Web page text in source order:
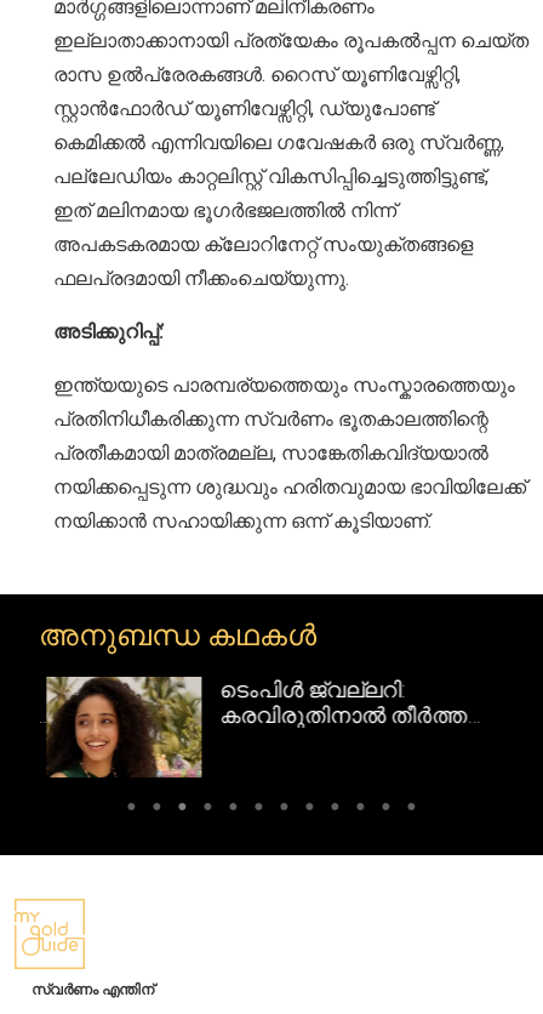
മാർഗ്ഗങ്ങളിലൊന്നാണ് മലിനീകരണം
ഇല്ലാതാക്കാനായി പ്രത്യേകം രൂപകൽപ്പന ചെയ്ത
രാസ ഉൽപ്രേരകങ്ങൾ. റൈസ് യൂണിവേഴ്സിറ്റി,
സ്റ്റാൻഫോർഡ് യൂണിവേഴ്സിറ്റി, ഡ്യുപോണ്ട്
കെമിക്കൽ എന്നിവയിലെ ഗവേഷകർ ഒരു സ്വർണ്ണ,
പല്ലേഡിയം കാറ്റലിസ്റ്റ് വികസിപ്പിച്ചെടുത്തിട്ടുണ്ട്,
ഇത് മലിനമായ ഭൂഗർഭജലത്തിൽ നിന്ന്
അപകടകരമായ ക്ലോറിനേറ്റ് സംയുക്തങ്ങളെ
ഫലപ്രദമായി നീക്കംചെയ്യുന്നു.
അടിക്കുറിപ്പ്:
ഇന്ത്യയുടെ പാരമ്പര്യത്തെയും സംസ്കാരത്തെയും
പ്രതിനിധീകരിക്കുന്ന സ്വർണം ഭൂതകാലത്തിന്റെ
പ്രതീകമായി മാത്രമല്ല, സാങ്കേതികവിദ്യയാൽ
നയിക്കപ്പെടുന്ന ശുദ്ധവും ഹരിതവുമായ ഭാവിയിലേക്ക്
നയിക്കാൻ സഹായിക്കുന്ന ഒന്ന് കൂടിയാണ്.
അനുബന്ധ കഥകൾ
ടെംപിൾ ജ്വല്ലറി:
കരവിരുതിനാൽ തീർത്ത
സ്വർണം എന്തിന്